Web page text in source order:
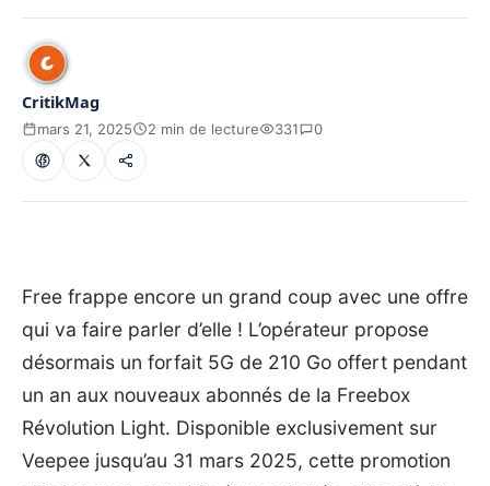
CritikMag
mars 21, 2025 2 min de lecture 331 0
Free frappe encore un grand coup avec une offre
qui va faire parler d’elle ! L’opérateur propose
désormais un forfait 5G de 210 Go offert pendant
un an aux nouveaux abonnés de la Freebox
Révolution Light. Disponible exclusivement sur
Veepee jusqu’au 31 mars 2025, cette promotion